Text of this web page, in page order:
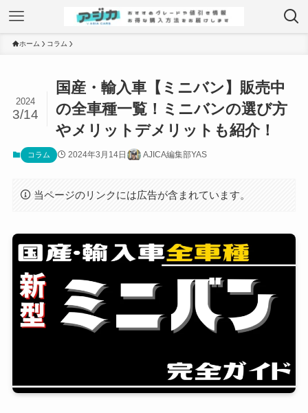
ホーム コラム
国産・輸入車【ミニバン】販売中
の全車種一覧！ミニバンの選び方
やメリットデメリットも紹介！
2024
3/14
コラム 2024年3月14日 AJICA編集部YAS
当ページのリンクには広告が含まれています。